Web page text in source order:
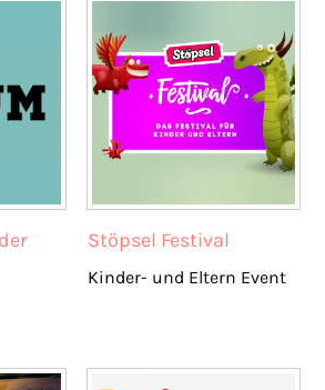
Stöpsel Festival
Kinder- und Eltern Event